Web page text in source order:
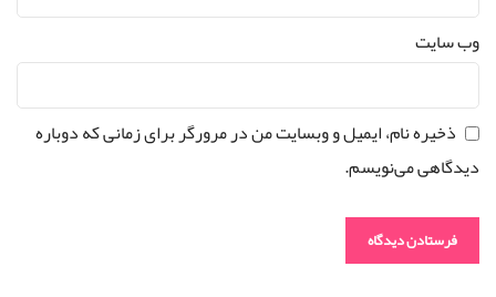
وب‌ سایت
ذخیره نام، ایمیل و وبسایت من در مرورگر برای زمانی که دوباره
دیدگاهی می‌نویسم.